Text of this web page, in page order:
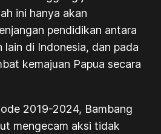
ini hanya akan
pendidikan antara
lain di Indonesia, dan pada
kemajuan Papua secara
2019-2024, Bambang
mengecam aksi tidak